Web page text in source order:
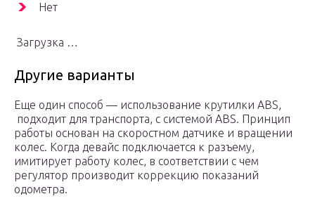
Нет
Загрузка …
Другие варианты
Еще один способ — использование крутилки ABS,
подходит для транспорта, с системой ABS. Принцип
работы основан на скоростном датчике и вращении
колес. Когда девайс подключается к разъему,
имитирует работу колес, в соответствии с чем
регулятор производит коррекцию показаний
одометра.